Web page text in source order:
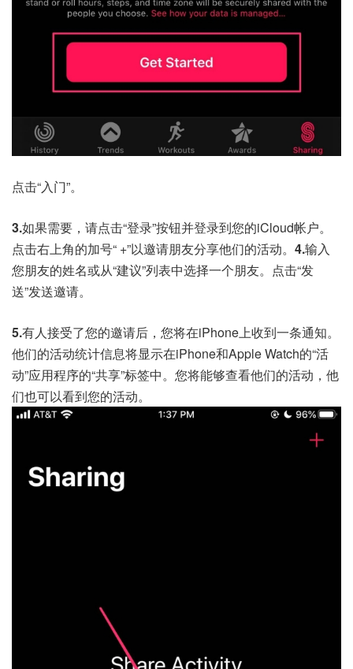
点击“入门”。
3.如果需要，请点击“登录”按钮并登录到您的iCloud帐户。
点击右上角的加号“ +”以邀请朋友分享他们的活动。 4.输入
您朋友的姓名或从“建议”列表中选择一个朋友。点击“发
送”发送邀请。
5.有人接受了您的邀请后，您将在iPhone上收到一条通知。
他们的活动统计信息将显示在iPhone和Apple Watch的“活
动”应用程序的“共享”标签中。您将能够查看他们的活动，他
们也可以看到您的活动。